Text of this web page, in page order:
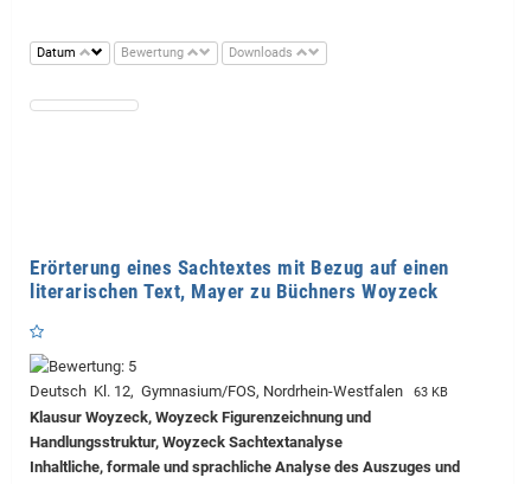
Datum Bewertung Downloads
Erörterung eines Sachtextes mit Bezug auf einen
literarischen Text, Mayer zu Büchners Woyzeck
Deutsch Kl. 12, Gymnasium/FOS, Nordrhein-Westfalen 63 KB
Klausur Woyzeck, Woyzeck Figurenzeichnung und
Handlungsstruktur, Woyzeck Sachtextanalyse
Inhaltliche, formale und sprachliche Analyse des Auszuges und